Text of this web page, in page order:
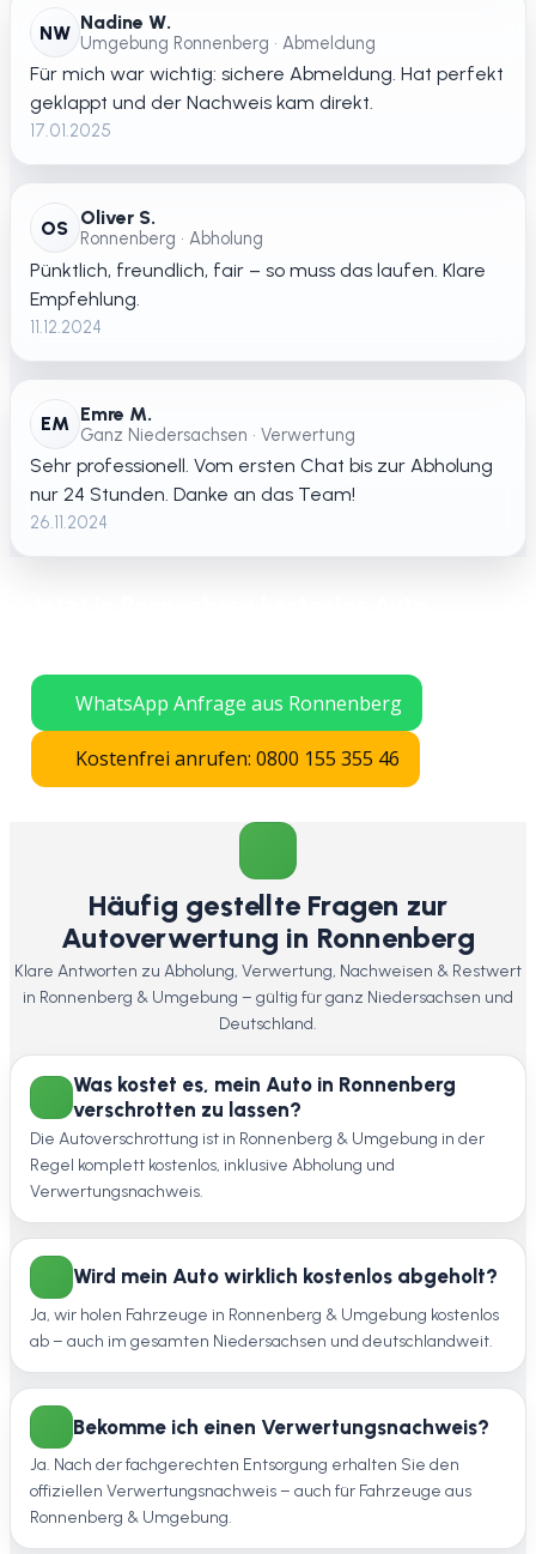
NW Nadine W.
Umgebung Ronnenberg • Abmeldung
Für mich war wichtig: sichere Abmeldung. Hat perfekt
geklappt und der Nachweis kam direkt.
17.01.2025
OS Oliver S.
Ronnenberg • Abholung
Pünktlich, freundlich, fair – so muss das laufen. Klare
Empfehlung.
11.12.2024
EM Emre M.
Ganz Niedersachsen • Verwertung
Sehr professionell. Vom ersten Chat bis zur Abholung
nur 24 Stunden. Danke an das Team!
26.11.2024
WhatsApp Anfrage aus Ronnenberg
Kostenfrei anrufen: 0800 155 355 46
Häufig gestellte Fragen zur
Autoverwertung in Ronnenberg
Klare Antworten zu Abholung, Verwertung, Nachweisen & Restwert
in Ronnenberg & Umgebung – gültig für ganz Niedersachsen und
Deutschland.
Was kostet es, mein Auto in Ronnenberg
verschrotten zu lassen?
Die Autoverschrottung ist in Ronnenberg & Umgebung in der
Regel komplett kostenlos, inklusive Abholung und
Verwertungsnachweis.
Wird mein Auto wirklich kostenlos abgeholt?
Ja, wir holen Fahrzeuge in Ronnenberg & Umgebung kostenlos
ab – auch im gesamten Niedersachsen und deutschlandweit.
Bekomme ich einen Verwertungsnachweis?
Ja. Nach der fachgerechten Entsorgung erhalten Sie den
offiziellen Verwertungsnachweis – auch für Fahrzeuge aus
Ronnenberg & Umgebung.